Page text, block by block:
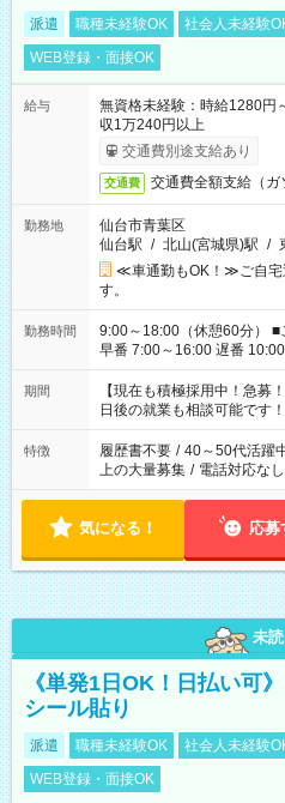
派遣 職種未経験OK 社会人未経験
WEB登録・面接OK
給与
無資格未経験：時給1280
収1万240円以上
交通費別途支給あり
交通費 交通費全額支給（ガ
勤務地
仙台市青葉区
仙台駅 / 北山(宮城県)駅 /
≪車通勤もOK！≫ご自宅
す。
勤務時間
9:00～18:00（休憩60分） ■ご希望があれば下記シフトもOK！
早番 7:00～16:00 遅番 10:00～19:00 「家族と
い」 「余裕を持って夕飯の
たくない」 など、ご希望を教えて
の方へ 今ご覧のお仕事で希
の勤務時間。 合計で週40時
期間
【現在も積極採用中！急
日後の就業も相談可能です！
特徴 履歴書不要 / 40～50代活躍
上の大量募集 / 電話対応なし
気になる！ 応募
未読
《単発1日OK！日払い可
シール貼り
派遣 職種未経験OK 社会人未経験
WEB登録・面接OK